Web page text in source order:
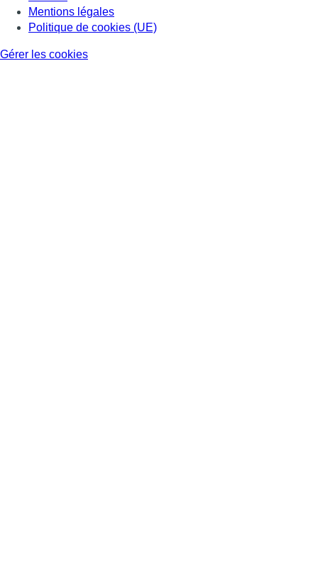
Mentions légales
Politique de cookies (UE)
Gérer les cookies